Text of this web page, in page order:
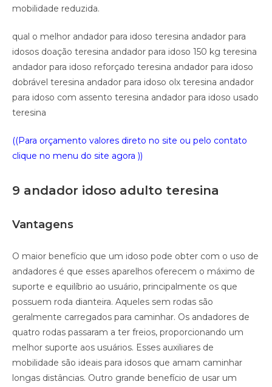
mobilidade reduzida.
qual o melhor andador para idoso teresina andador para
idosos doação teresina andador para idoso 150 kg teresina
andador para idoso reforçado teresina andador para idoso
dobrável teresina andador para idoso olx teresina andador
para idoso com assento teresina andador para idoso usado
teresina
((Para orçamento valores direto no site ou pelo contato
clique no menu do site agora ))
9 andador idoso adulto teresina
Vantagens
O maior benefício que um idoso pode obter com o uso de
andadores é que esses aparelhos oferecem o máximo de
suporte e equilíbrio ao usuário, principalmente os que
possuem roda dianteira. Aqueles sem rodas são
geralmente carregados para caminhar. Os andadores de
quatro rodas passaram a ter freios, proporcionando um
melhor suporte aos usuários. Esses auxiliares de
mobilidade são ideais para idosos que amam caminhar
longas distâncias. Outro grande benefício de usar um